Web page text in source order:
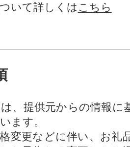
いて詳しくは こちら
、提供元からの情報に
ます。
変更などに伴い、お礼